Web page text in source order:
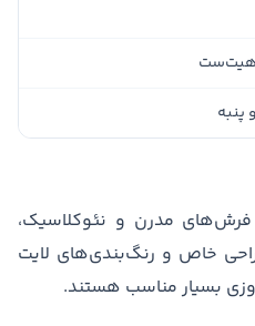
هیت‌ست
پنبه
فرش‌های مدرن و نئوکلاسیک،
خاص و رنگ‌بندی‌های لایت
بسیار مناسب هستند.